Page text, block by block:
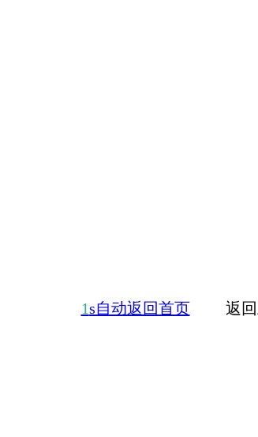
1s自动返回首页 返